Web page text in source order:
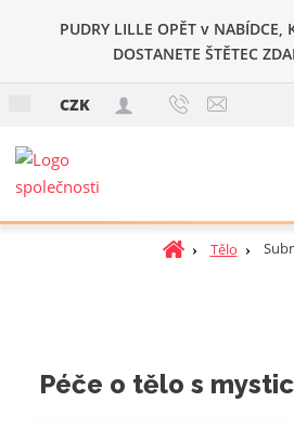
PUDRY LILLE OPĚT v NABÍDCE,
DOSTANETE ŠTĚTEC
CZK
Ú
s
Tělo
Péče o tělo s